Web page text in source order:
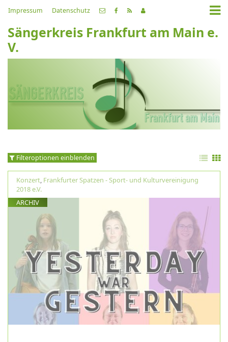
Impressum Datenschutz
Sängerkreis Frankfurt am Main e.
V.
Filteroptionen einblenden
Konzert, Frankfurter Spatzen - Sport- und Kulturvereinigung
2018 e.V.
ARCHIV